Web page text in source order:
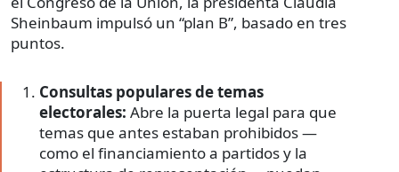
Sheinbaum impulsó un “plan B”, basado en tres
puntos.
Consultas populares de temas
electorales: Abre la puerta legal para que
temas que antes estaban prohibidos —
como el financiamiento a partidos y la